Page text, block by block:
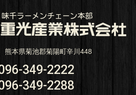
本県菊池郡菊陽町辛川448
349-2222
349-2288